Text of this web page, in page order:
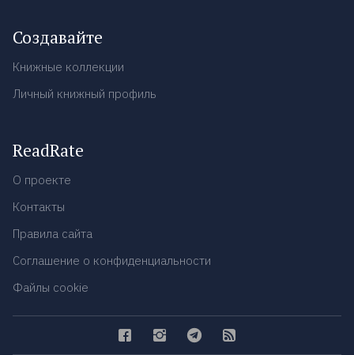
Создавайте
Книжные коллекции
Личный книжный профиль
ReadRate
О проекте
Контакты
Правила сайта
Соглашение о конфиденциальности
Файлы cookie